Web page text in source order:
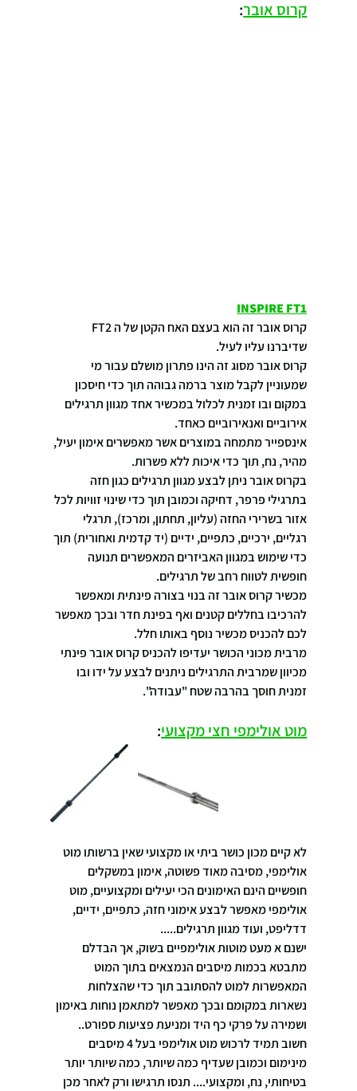
קרוס אובר:
INSPIRE FT1
שדיברנו עליו לעיל.
קרוס אובר מסוג זה הינו פתרון מושלם עבור מי
שמעוניין לקבל מוצר ברמה גבוהה תוך כדי חיסכון
במקום ובו זמנית לכלול במכשיר אחד מגוון תרגילים
אירוביים ואנאירוביים כאחד.
אינספייר מתמחה במוצרים אשר מאפשרים אימון יעיל,
מהיר, נח, תוך כדי איכות ללא פשרות.
בקרוס אובר ניתן לבצע מגוון תרגילים כגון חזה
בתרגילי פרפר, דחיקה וכמובן תוך כדי שינוי זוויות לכל
אזור בשרירי החזה (עליון, תחתון, ומרכז), תרגלי
רגליים, ירכיים, כתפיים, ידיים (יד קדמית ואחורית) תוך
כדי שימוש במגוון האביזרים המאפשרים תנועה
חופשית לטווח רחב של תרגילים.
מכשיר קרוס אובר זה בנוי בצורה פינתית ומאפשר
להרכיבו בחללים קטנים ואף בפינת חדר ובכך מאפשר
לכם להכניס מכשיר נוסף באותו חלל.
מרבית מכוני הכושר יעדיפו להכניס קרוס אובר פינתי
מכיוון שמרבית התרגילים ניתנים לבצע על ידו ובו
זמנית חוסך בהרבה שטח "עבודה".
מוט אולימפי חצי מקצועי:
לא קיים מכון כושר ביתי או מקצועי שאין ברשותו מוט
אולימפי, מסיבה מאוד פשוטה, אימון במשקלים
חופשיים הינם האימונים הכי יעילים ומקצועיים, מוט
אולימפי מאפשר לבצע אימוני חזה, כתפיים, ידיים,
דדליפט, ועוד מגוון תרגילים.....
ישנם א מעט מוטות אולימפיים בשוק, אך הבדלם
מתבטא בכמות מיסבים הנמצאים בתוך המוט
המאפשרות למוט להסתובב תוך כדי שהצלחות
נשארות במקומם ובכך מאפשר למתאמן נוחות באימון
ושמירה על פרקי כף היד ומניעת פציעות ספורט..
חשוב תמיד לרכוש מוט אולימפי בעל 4 מיסבים
מינימום וכמובן שעדיף כמה שיותר, כמה שיותר יותר
בטיחותי, נח, ומקצועי.... תנסו תרגישו ורק לאחר מכן